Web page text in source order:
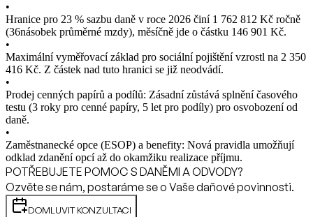
•
Hranice pro 23 % sazbu daně v roce 2026 činí 1 762 812 Kč ročně
(36násobek průměrné mzdy), měsíčně jde o částku 146 901 Kč.
•
Maximální vyměřovací základ pro sociální pojištění vzrostl na 2 350
416 Kč. Z částek nad tuto hranici se již neodvádí.
•
Prodej cenných papírů a podílů: Zásadní zůstává splnění časového
testu (3 roky pro cenné papíry, 5 let pro podíly) pro osvobození od
daně.
•
Zaměstnanecké opce (ESOP) a benefity: Nová pravidla umožňují
odklad zdanění opcí až do okamžiku realizace příjmu.
POTŘEBUJETE POMOC S DANĚMI A ODVODY?
Ozvěte se nám, postaráme se o Vaše daňové povinnosti.
DOMLUVIT KONZULTACI